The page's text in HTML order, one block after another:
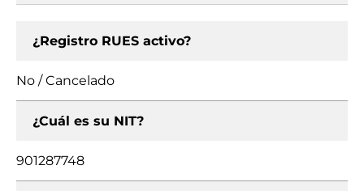
¿Registro RUES activo?
No / Cancelado
¿Cuál es su NIT?
901287748